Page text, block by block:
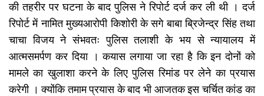
की तहरीर पर घटना के बाद पुलिस ने रिपोर्ट दर्ज कर ली थी । दर्ज
रिपोर्ट में नामित मुख्यआरोपी किशोरी के सगे बाबा ब्रिजेन्द्र सिंह तथा
चाचा विजय ने संभवतः पुलिस तलाशी के भय से न्यायालय में
आत्मसमर्पण कर दिया । कयास लगाया जा रहा है कि इन दोनों को
मामले का खुलाशा करने के लिए पुलिस रिमांड पर लेने का प्रयास
करेगी । क्योंकि तमाम प्रयास के बाद भी आजतक इस चर्चित कांड का